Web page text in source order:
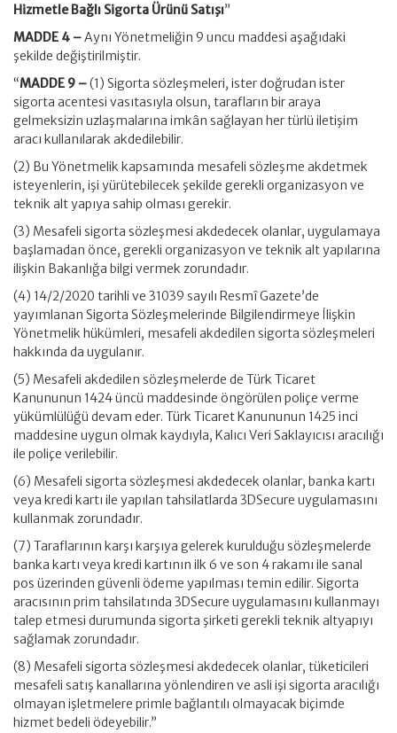
Hizmetle Bağlı Sigorta Ürünü Satışı”
MADDE 4 –Aynı Yönetmeliğin 9 uncu maddesi aşağıdaki
şekilde değiştirilmiştir.
“MADDE 9 –(1) Sigorta sözleşmeleri, ister doğrudan ister
sigorta acentesi vasıtasıyla olsun, tarafların bir araya
gelmeksizin uzlaşmalarına imkân sağlayan her türlü iletişim
aracı kullanılarak akdedilebilir.
(2) Bu Yönetmelik kapsamında mesafeli sözleşme akdetmek
isteyenlerin, işi yürütebilecek şekilde gerekli organizasyon ve
teknik alt yapıya sahip olması gerekir.
(3) Mesafeli sigorta sözleşmesi akdedecek olanlar, uygulamaya
başlamadan önce, gerekli organizasyon ve teknik alt yapılarına
ilişkin Bakanlığa bilgi vermek zorundadır.
(4) 14/2/2020 tarihli ve 31039 sayılı Resmî Gazete’de
yayımlanan Sigorta Sözleşmelerinde Bilgilendirmeye İlişkin
Yönetmelik hükümleri, mesafeli akdedilen sigorta sözleşmeleri
hakkında da uygulanır.
(5) Mesafeli akdedilen sözleşmelerde de Türk Ticaret
Kanununun 1424 üncü maddesinde öngörülen poliçe verme
yükümlülüğü devam eder. Türk Ticaret Kanununun 1425 inci
maddesine uygun olmak kaydıyla, Kalıcı Veri Saklayıcısı aracılığı
ile poliçe verilebilir.
(6) Mesafeli sigorta sözleşmesi akdedecek olanlar, banka kartı
veya kredi kartı ile yapılan tahsilatlarda 3DSecure uygulamasını
kullanmak zorundadır.
(7) Taraflarının karşı karşıya gelerek kurulduğu sözleşmelerde
banka kartı veya kredi kartının ilk 6 ve son 4 rakamı ile sanal
pos üzerinden güvenli ödeme yapılması temin edilir. Sigorta
aracısının prim tahsilatında 3DSecure uygulamasını kullanmayı
talep etmesi durumunda sigorta şirketi gerekli teknik altyapıyı
sağlamak zorundadır.
(8) Mesafeli sigorta sözleşmesi akdedecek olanlar, tüketicileri
mesafeli satış kanallarına yönlendiren ve asli işi sigorta aracılığı
olmayan işletmelere primle bağlantılı olmayacak biçimde
hizmet bedeli ödeyebilir.”